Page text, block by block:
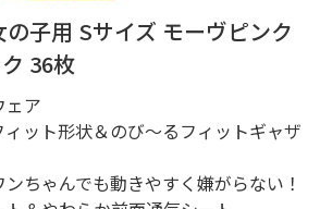
子用 Sサイズ モーヴピンク
36枚
ェア
ット形状＆のび～るフィットギャザ
ちゃんでも動きやすく嫌がらない！